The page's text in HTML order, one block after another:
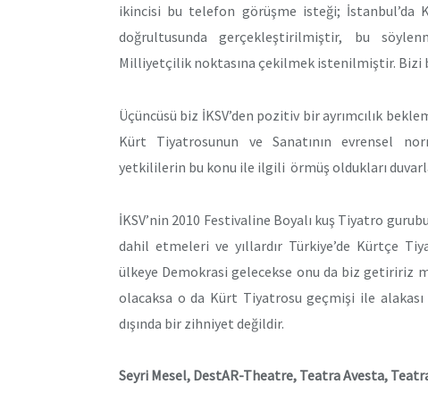
ikincisi bu telefon görüşme isteği; İstanbul’da
doğrultusunda gerçekleştirilmiştir, bu
Milliyetçilik noktasına çekilmek istenilmiştir. Bizi
Üçüncüsü biz İKSV’den pozitiv bir ayrımcılık
Kürt Tiyatrosunun ve Sanatının evrensel
yetkililerin bu konu ile ilgili örmüş oldukları
İKSV’nin 2010 Festivaline Boyalı kuş Tiyatro
dahil etmeleri ve yıllardır Türkiye’de Kürtçe
ülkeye Demokrasi gelecekse onu da biz getiririz
olacaksa o da Kürt Tiyatrosu geçmişi ile
dışında bir zihniyet değildir.
Seyri Mesel, DestAR-Theatre, Teatra Avesta,